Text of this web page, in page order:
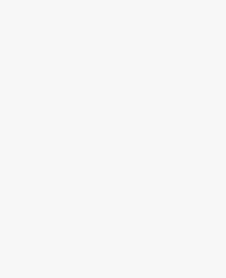
permettant d’accepter